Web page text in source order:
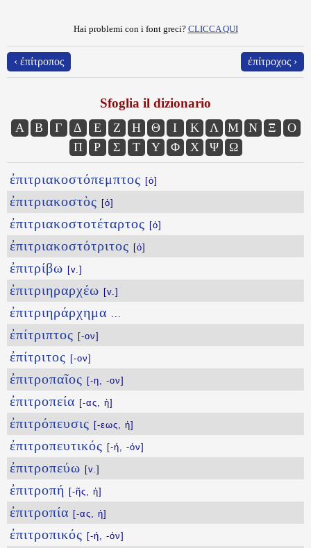
Hai problemi con i font greci? CLICCA QUI
‹ ἐπίτροπος ἐπίτροχος ›
Sfoglia il dizionario
Α Β Γ Δ Ε Ζ Η Θ Ι Κ Λ Μ Ν Ξ
Ο
Π
Ρ Σ Τ Υ Φ Χ Ψ Ω
ἐπιτριακοστόπεμπτος [ὁ]
ἐπιτριακοστὸς [ὁ]
ἐπιτριακοστοτέταρτος [ὁ]
ἐπιτριακοστότριτος [ὁ]
ἐπιτρίβω [v.]
ἐπιτριηραρχέω [v.]
ἐπιτριηράρχημα ...
ἐπίτριπτος [-ον]
ἐπίτριτος [-ον]
ἐπιτροπαῖος [-η, -ον]
ἐπιτροπεία [-ας, ἡ]
ἐπιτρόπευσις [-εως, ἡ]
ἐπιτροπευτικός [-ή, -όν]
ἐπιτροπεύω [v.]
ἐπιτροπή [-ῆς, ἡ]
ἐπιτροπία [-ας, ἡ]
ἐπιτροπικός [-ή, -όν]